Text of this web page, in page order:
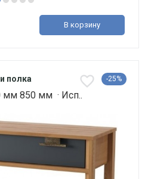
В корзину
полка -25%
мм 850 мм · Исп..